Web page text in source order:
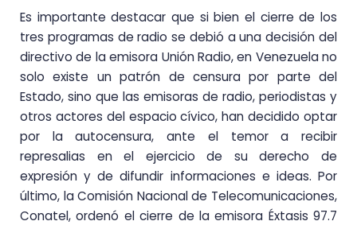
Es importante destacar que si bien el cierre de los
tres programas de radio se debió a una decisión del
directivo de la emisora Unión Radio, en Venezuela no
solo existe un patrón de censura por parte del
Estado, sino que las emisoras de radio, periodistas y
otros actores del espacio cívico, han decidido optar
por la autocensura, ante el temor a recibir
represalias en el ejercicio de su derecho de
expresión y de difundir informaciones e ideas. Por
último, la Comisión Nacional de Telecomunicaciones,
Conatel, ordenó el cierre de la emisora Éxtasis 97.7